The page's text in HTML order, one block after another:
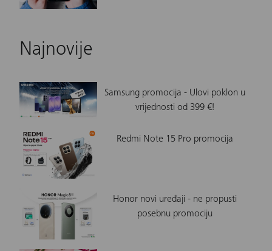
Najnovije
Samsung promocija - Ulovi poklon u
vrijednosti od 399 €!
Redmi Note 15 Pro promocija
Honor novi uređaji - ne propusti
posebnu promociju